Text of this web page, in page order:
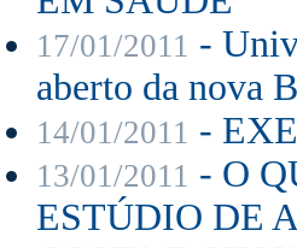
17/01/2011 -
aberto da nova
14/01/2011 -
13/01/2011 - O
ESTÚDIO DE